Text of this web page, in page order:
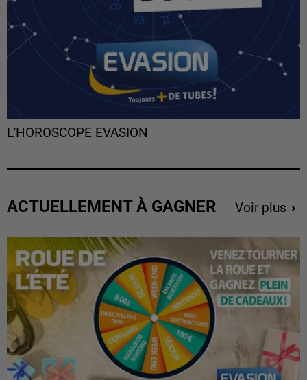
L'HOROSCOPE EVASION
ACTUELLEMENT À GAGNER Voir plus